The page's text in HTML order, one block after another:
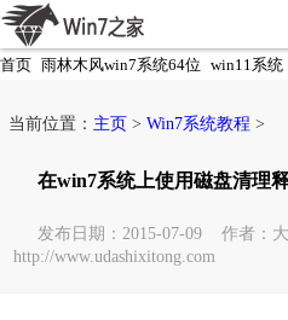
首页 雨林木风win7系统64位 win11系统
当前位置： 主页 >Win7系统教程 >
在win7系统上使用磁盘清理
发布日期：2015-07-09 作者：
http://www.udashixitong.com